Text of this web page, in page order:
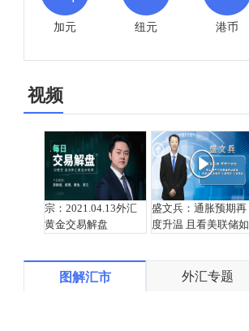
加元 纽元 港币
视频
宗：2021.04.13外汇
黄金交易解盘
盛文兵：通胀预期再
度升温 且看美联储如
图解汇市 外汇专题